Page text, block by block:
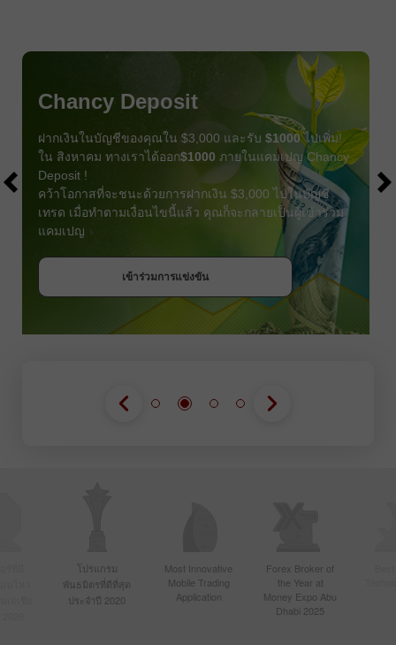
Chancy Deposit
ฝากเงินในบัญชีของคุณใน $3,000 และรับ $1000ไปเพิ่ม!
ใน สิงหาคม ทางเราได้ออก$1000 ภายในแคมเปญ Chancy
Deposit !
คว้าโอกาสที่จะชนะด้วยการฝากเงิน $3,000 ไปในบัญชี
เทรด เมื่อทำตามเงื่อนไขนี้แล้ว คุณก็จะกลายเป็นผู้เข้าร่วม
แคมเปญ
เข้าร่วมการแข่งขัน
โปรแกรม
พันธมิตรที่ดีที่สุด
ประจำปี 2020
Most Innovative
Mobile Trading
Application
Forex Broker of
the Year at
Money Expo Abu
Dhabi 2025